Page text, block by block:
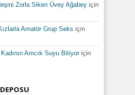
Zorla Siken Üvey Ağabey için
Amatör Grup Seks için
Amcık Suyu Bitiyoriçin